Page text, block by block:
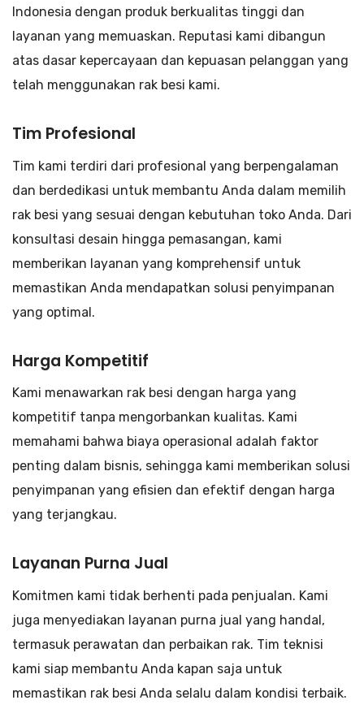
Indonesia dengan produk berkualitas tinggi dan
layanan yang memuaskan. Reputasi kami dibangun
atas dasar kepercayaan dan kepuasan pelanggan yang
telah menggunakan rak besi kami.
Tim Profesional
Tim kami terdiri dari profesional yang berpengalaman
dan berdedikasi untuk membantu Anda dalam memilih
rak besi yang sesuai dengan kebutuhan toko Anda. Dari
konsultasi desain hingga pemasangan, kami
memberikan layanan yang komprehensif untuk
memastikan Anda mendapatkan solusi penyimpanan
yang optimal.
Harga Kompetitif
Kami menawarkan rak besi dengan harga yang
kompetitif tanpa mengorbankan kualitas. Kami
memahami bahwa biaya operasional adalah faktor
penting dalam bisnis, sehingga kami memberikan solusi
penyimpanan yang efisien dan efektif dengan harga
yang terjangkau.
Layanan Purna Jual
Komitmen kami tidak berhenti pada penjualan. Kami
juga menyediakan layanan purna jual yang handal,
termasuk perawatan dan perbaikan rak. Tim teknisi
kami siap membantu Anda kapan saja untuk
memastikan rak besi Anda selalu dalam kondisi terbaik.